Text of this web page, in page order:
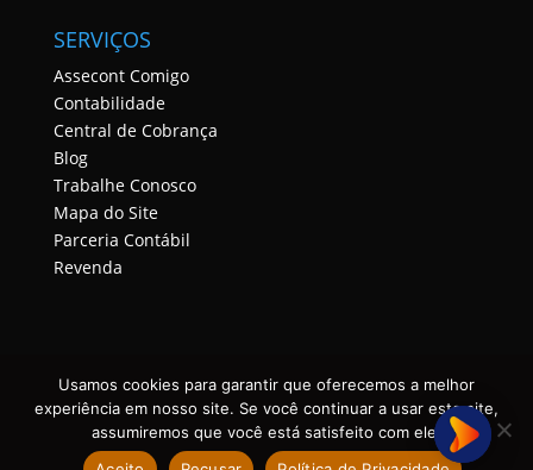
SERVIÇOS
Assecont Comigo
Contabilidade
Central de Cobrança
Blog
Trabalhe Conosco
Mapa do Site
Parceria Contábil
Revenda
ASSECONT CONTABILIDADE E TECNOLOGIA • TODOS OS
Usamos cookies para garantir que oferecemos a melhor
experiência em nosso site. Se você continuar a usar este site,
assumiremos que você está satisfeito com ele.